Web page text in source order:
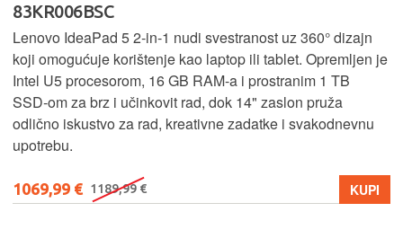
83KR006BSC
Lenovo IdeaPad 5 2‑in‑1 nudi svestranost uz 360° dizajn
koji omogućuje korištenje kao laptop ili tablet. Opremljen je
Intel U5 procesorom, 16 GB RAM-a i prostranim 1 TB
SSD‑om za brz i učinkovit rad, dok 14" zaslon pruža
odlično iskustvo za rad, kreativne zadatke i svakodnevnu
upotrebu.
1069,99 € 1189,99 € KUPI